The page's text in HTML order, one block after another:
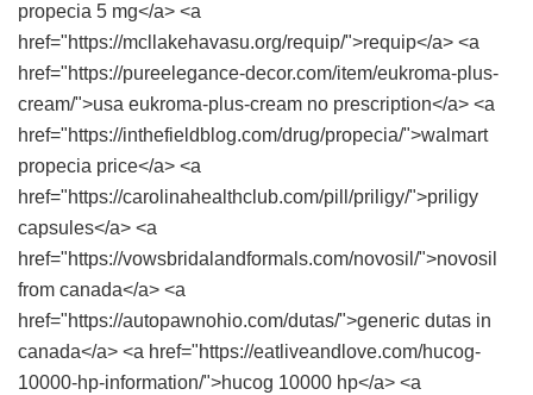
propecia 5 mg</a> <a
href="https://mcllakehavasu.org/requip/">requip</a> <a
href="https://pureelegance-decor.com/item/eukroma-plus-
cream/">usa eukroma-plus-cream no prescription</a> <a
href="https://inthefieldblog.com/drug/propecia/">walmart
propecia price</a> <a
href="https://carolinahealthclub.com/pill/priligy/">priligy
capsules</a> <a
href="https://vowsbridalandformals.com/novosil/">novosil
from canada</a> <a
href="https://autopawnohio.com/dutas/">generic dutas in
canada</a> <a href="https://eatliveandlove.com/hucog-
10000-hp-information/">hucog 10000 hp</a> <a